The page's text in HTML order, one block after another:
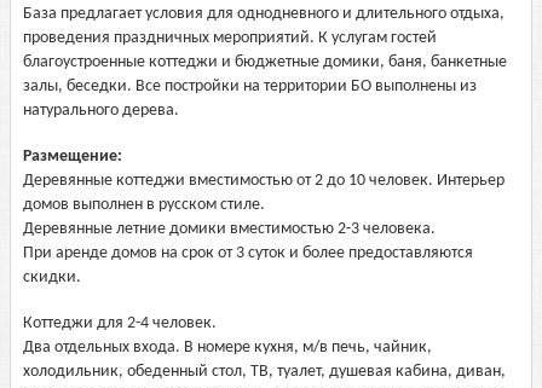
База предлагает условия для однодневного и длительного отдыха,
проведения праздничных мероприятий. К услугам гостей
благоустроенные коттеджи и бюджетные домики, баня, банкетные
залы, беседки. Все постройки на территории БО выполнены из
натурального дерева.
Размещение:
Деревянные коттеджи вместимостью от 2 до 10 человек. Интерьер
домов выполнен в русском стиле.
Деревянные летние домики вместимостью 2-3 человека.
При аренде домов на срок от 3 суток и более предоставляются
скидки.
Коттеджи для 2-4 человек.
Два отдельных входа. В номере кухня, м/в печь, чайник,
холодильник, обеденный стол, ТВ, туалет, душевая кабина, диван,